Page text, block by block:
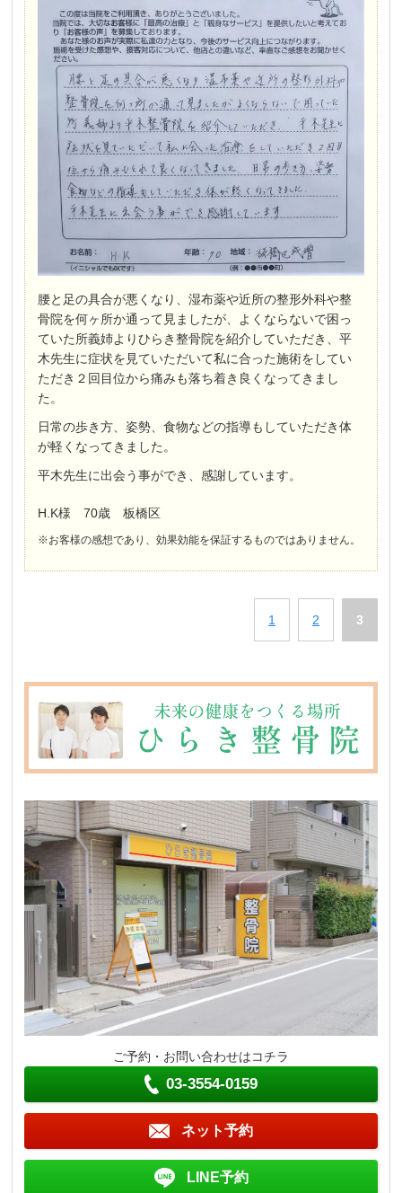
腰と足の具合が悪くなり、湿布薬や近所の整形外科や整
骨院を何ヶ所か通って見ましたが、よくならないで困っ
ていた所義姉よりひらき整骨院を紹介していただき、平
木先生に症状を見ていただいて私に合った施術をしてい
ただき２回目位から痛みも落ち着き良くなってきまし
た。
日常の歩き方、姿勢、食物などの指導もしていただき体
が軽くなってきました。
平木先生に出会う事ができ、感謝しています。
H.K様 70歳 板橋区
※お客様の感想であり、効果効能を保証するものではありません。
1 2 3
ご予約・お問い合わせはコチラ
03-3554-0159
ネット予約
LINE予約